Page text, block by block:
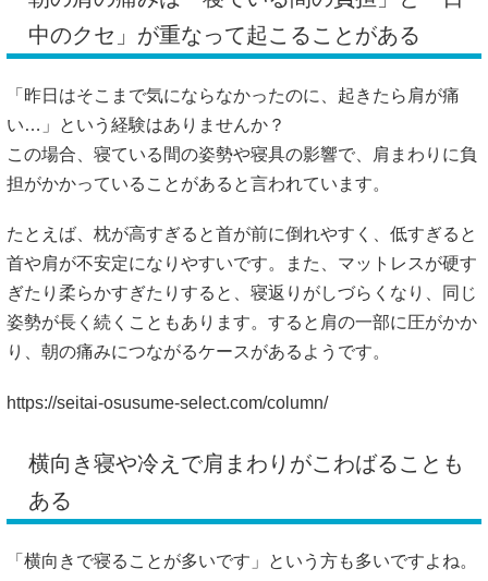
中のクセ」が重なって起こることがある
「昨日はそこまで気にならなかったのに、起きたら肩が痛
い…」という経験はありませんか？
この場合、寝ている間の姿勢や寝具の影響で、肩まわりに負
担がかかっていることがあると言われています。
たとえば、枕が高すぎると首が前に倒れやすく、低すぎると
首や肩が不安定になりやすいです。また、マットレスが硬す
ぎたり柔らかすぎたりすると、寝返りがしづらくなり、同じ
姿勢が長く続くこともあります。すると肩の一部に圧がかか
り、朝の痛みにつながるケースがあるようです。
https://seitai-osusume-select.com/column/
横向き寝や冷えで肩まわりがこわばることも
ある
「横向きで寝ることが多いです」という方も多いですよね。